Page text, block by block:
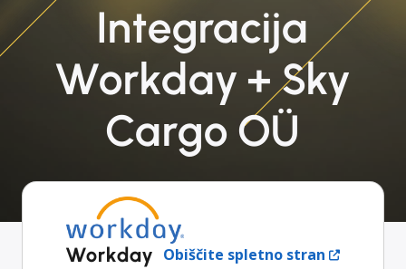
Integracija
Workday + Sky
Cargo OÜ
Workday Obiščite spletno stran